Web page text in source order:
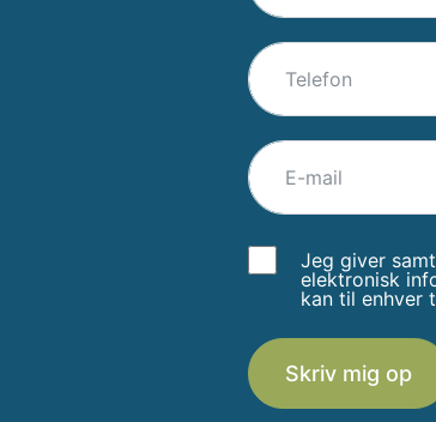
Jeg giver
elektronisk
kan til enhver
Skriv mig op